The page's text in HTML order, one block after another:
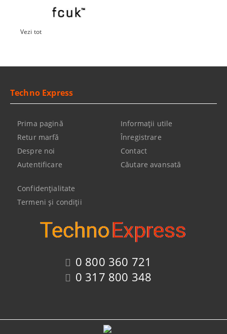
Vezi tot
0 800 360 721
0 317 800 348
Techno Express
Prima pagină
Retur marfă
Despre noi
Autentificare
Informaţii utile
Înregistrare
Contact
Căutare avansată
Confidenţialitate
Termeni şi condiţii